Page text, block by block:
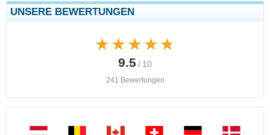
UNSERE BEWERTUNGEN
★★★★★
★★★★★
9.5 / 10
241 Bewertungen